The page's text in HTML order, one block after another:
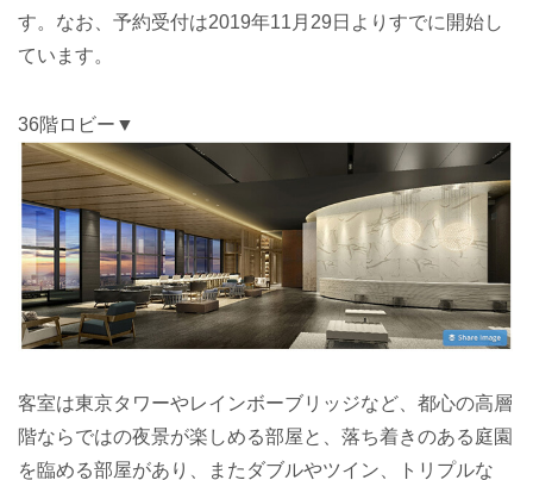
す。なお、予約受付は2019年11月29日よりすでに開始し
ています。
36階ロビー▼
客室は東京タワーやレインボーブリッジなど、都心の高層
階ならではの夜景が楽しめる部屋と、落ち着きのある庭園
を臨める部屋があり、またダブルやツイン、トリプルな